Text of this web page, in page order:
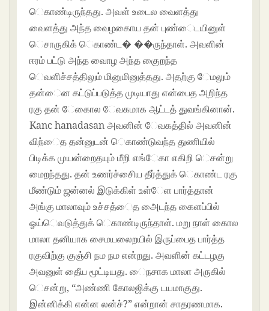
ெகாண்டிருந்தது. அவள் உடைல வைளத்து
வைளத்து அந்த வைழகாைய தன் புண்ைடயினுள்
ெசாருகிக் ெகாண்ட� ��ருந்தாள். அவளின்
ஈரம் பட்டு அந்த வாைழ அந்த குைறந்த
ெவளிச்சத்திலும் மினுமினுத்தது. அதற்கு ேமலும்
தன்ைன கட்டுப்படுத்த முடியாது என்பைத அறிந்த
ரகு தன் ேகாைல ேவகமாக ஆட்டத் துவங்கினான்.
Kanc hanadasan அவனின் ேவகத்தில் அவனின்
விந்ைத தன்னுடன் ெகாண்டுவந்த துணியில்
பிடிக்க முயன்றைதயும் மீறி எங்ேகா எகிறி ெசன்று
மைறந்தது. தன் உணர்ச்சிைய தீர்த்துக் ெகாண்ட ரகு
மீண்டும் ஜன்னல் இடுக்கிள் உள்ேள பார்த்தான்
அங்கு மாலாவும் உச்சத்ைத அைடந்த கைளப்பில்
ஓய்ெவடுத்துக் ெகாண்டிருந்தாள். மறு நாள் காைல
மாலா தனியாக சைமயலைறயில் இருப்பைத பார்த்த
ரகுவிற்கு குஞ்சி நம நம என்றது. அவளின் கட்டழகு
அவனுள் தீைய மூட்டியது. ைநசாக மாலா அருகில்
ெசன்று, “அண்ணி காேலஜிக்கு டயமாகுது.
இன்னிக்கி என்ன லன்ச்?” என்றான் சாதரணமாக.